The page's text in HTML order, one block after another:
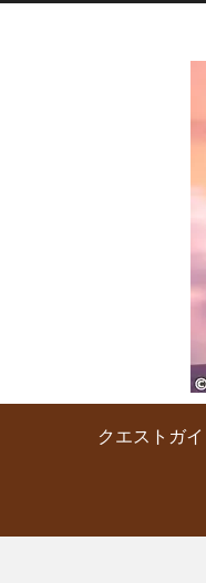
クエストガイ